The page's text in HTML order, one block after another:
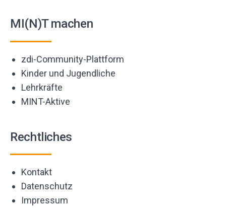
MI(N)T machen
zdi-Community-Plattform
Kinder und Jugendliche
Lehrkräfte
MINT-Aktive
Rechtliches
Kontakt
Datenschutz
Impressum